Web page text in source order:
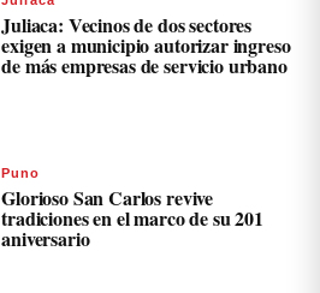
Juliaca: Vecinos de dos sectores
exigen a municipio autorizar ingreso
de más empresas de servicio urbano
Puno
Glorioso San Carlos revive
tradiciones en el marco de su 201
aniversario